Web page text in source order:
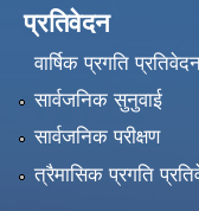
प्रतिवेदन
वार्षिक प्रगति
सार्वजनिक सुनुवाई
सार्वजनिक परीक्षण
त्रैमासिक प्रगति